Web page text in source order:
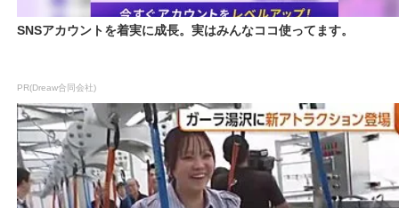
SNSアカウントを着実に成長。実はみんなココ使ってます。
PR(Dreaw合同会社)